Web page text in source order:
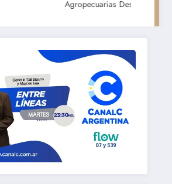
Destacada Empresas